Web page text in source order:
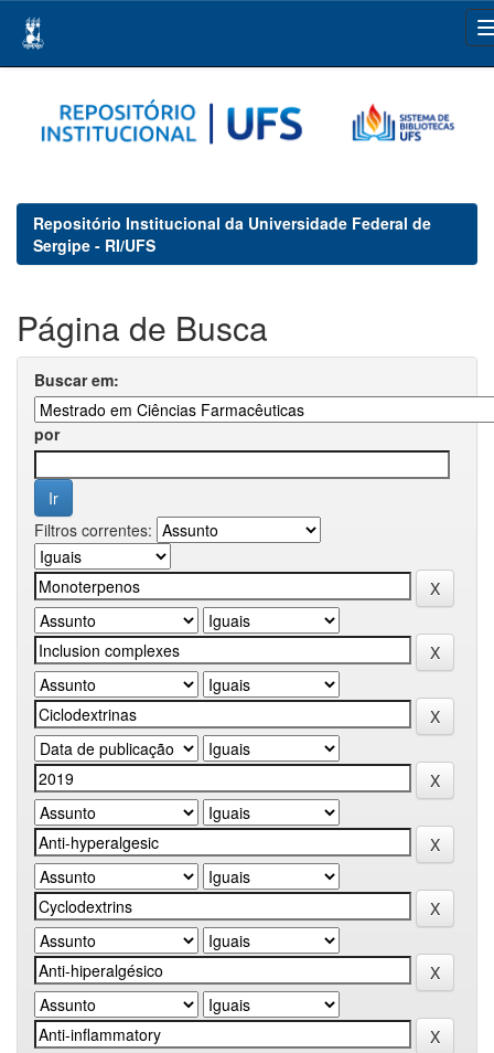
navigation
Repositório Institucional da Universidade Federal de
Sergipe - RI/UFS
Página de Busca
Buscar em:
por
Filtros correntes: